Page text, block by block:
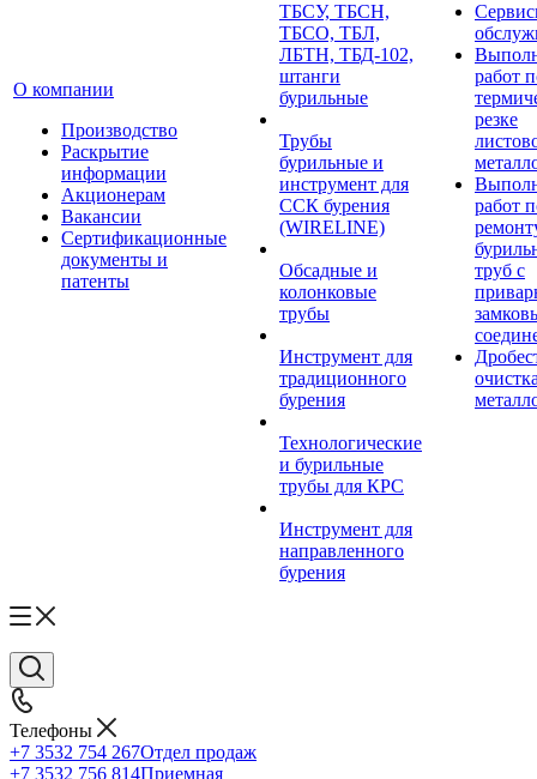
О компании
Производство
Раскрытие
информации
Акционерам
Вакансии
Сертификационные
документы и
патенты
ТБСУ, ТБСН,
ТБСО, ТБЛ,
ЛБТН, ТБД-102,
штанги
бурильные
Трубы
бурильные и
инструмент для
ССК бурения
(WIRELINE)
Обсадные и
колонковые
трубы
Инструмент для
традиционного
бурения
Технологические
и бурильные
трубы для КРС
Инструмент для
направленного
бурения
работ
резке
работ
труб с
Телефоны
+7 3532 754 267Отдел продаж
+7 3532 756 814Приемная